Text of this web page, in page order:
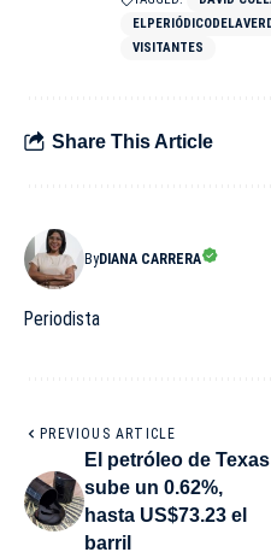
VISITANTES
Share This Article
ByDIANA CARRERA
Periodista
PREVIOUS ARTICLE
El petróleo de Texas
sube un 0.62%,
hasta US$73.23 el
barril